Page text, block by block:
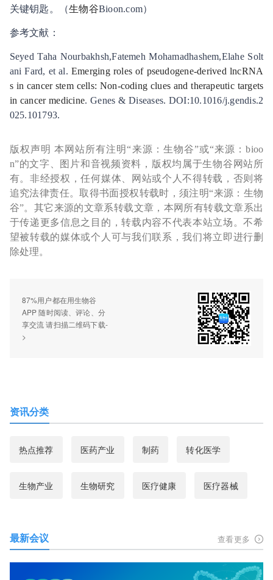
关键钥匙。（生物谷Bioon.com）
参考文献：
Seyed Taha Nourbakhsh,Fatemeh Mohamadhashem,Elahe Solt
ani Fard, et al. Emerging roles of pseudogene-derived lncRNA
s in cancer stem cells: Non-coding clues and therapeutic targets
in cancer medicine. Genes & Diseases. DOI:10.1016/j.gendis.2
025.101793.
版权声明 本网站所有注明“来源：生物谷”或“来源：bioo
n”的文字、图片和音视频资料，版权均属于生物谷网站所
有。非经授权，任何媒体、网站或个人不得转载，否则将
追究法律责任。取得书面授权转载时，须注明“来源：生物
谷”。其它来源的文章系转载文章，本网所有转载文章系出
于传递更多信息之目的，转载内容不代表本站立场。不希
望被转载的媒体或个人可与我们联系，我们将立即进行删
除处理。
87%用户都在用生物谷
APP 随时阅读、评论、分
享交流 请扫描二维码下载-
>
资讯分类
热点推荐 医药产业 制药 转化医学
生物产业 生物研究 医疗健康 医疗器械
最新会议 查看更多